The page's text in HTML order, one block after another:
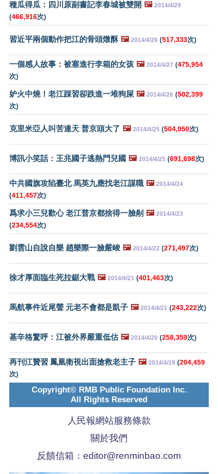
種瓜得瓜：四川原副書記李春城被雙開 🖼️ 2014/4/29
(466,916次)
習近平兩個動作把江的骨頭燉酥 🖼️ 2014/4/28 (517,333次)
一個感人故事：被塞進行李箱的女孩 🖼️ 2014/4/27 (475,954
次)
妒火中燒！老江踩習卻跌進一堆狗屎 🖼️ 2014/4/26 (502,399
次)
克里米亞人叫苦連天 普京頭大了 🖼️ 2014/4/25 (504,050次)
博訊小笑話：王兆國子逃熱門兒國 🖼️ 2014/4/25 (691,698次)
中共國旗攻陷臺北 馬英九應找老江謀職 🖼️ 2014/4/24
(411,457次)
爲求小三兒歡心 老江普京都捨得一臉剮 🖼️ 2014/4/23
(234,554次)
劉雲山自說自樂 趙樂際一臉嚴峻 🖼️ 2014/4/22 (271,497次)
徐才厚面臨生死拉鋸大戰 🖼️ 2014/4/21 (401,463次)
馬航事件近尾聲 元老不會都是凱子 🖼️ 2014/4/21 (243,222次)
基辛格驚呼：江被外界嚴重低估 🖼️ 2014/4/20 (258,359次)
再刊江贊習 鳳凰衛視出面搶救老主子 🖼️ 2014/4/19 (204,459
次)
Copyright© RMB Public Foundation Inc.
All Rights Reserved
人民報網站服務條款
關於我們
反饋信箱： editor@renminbao.com